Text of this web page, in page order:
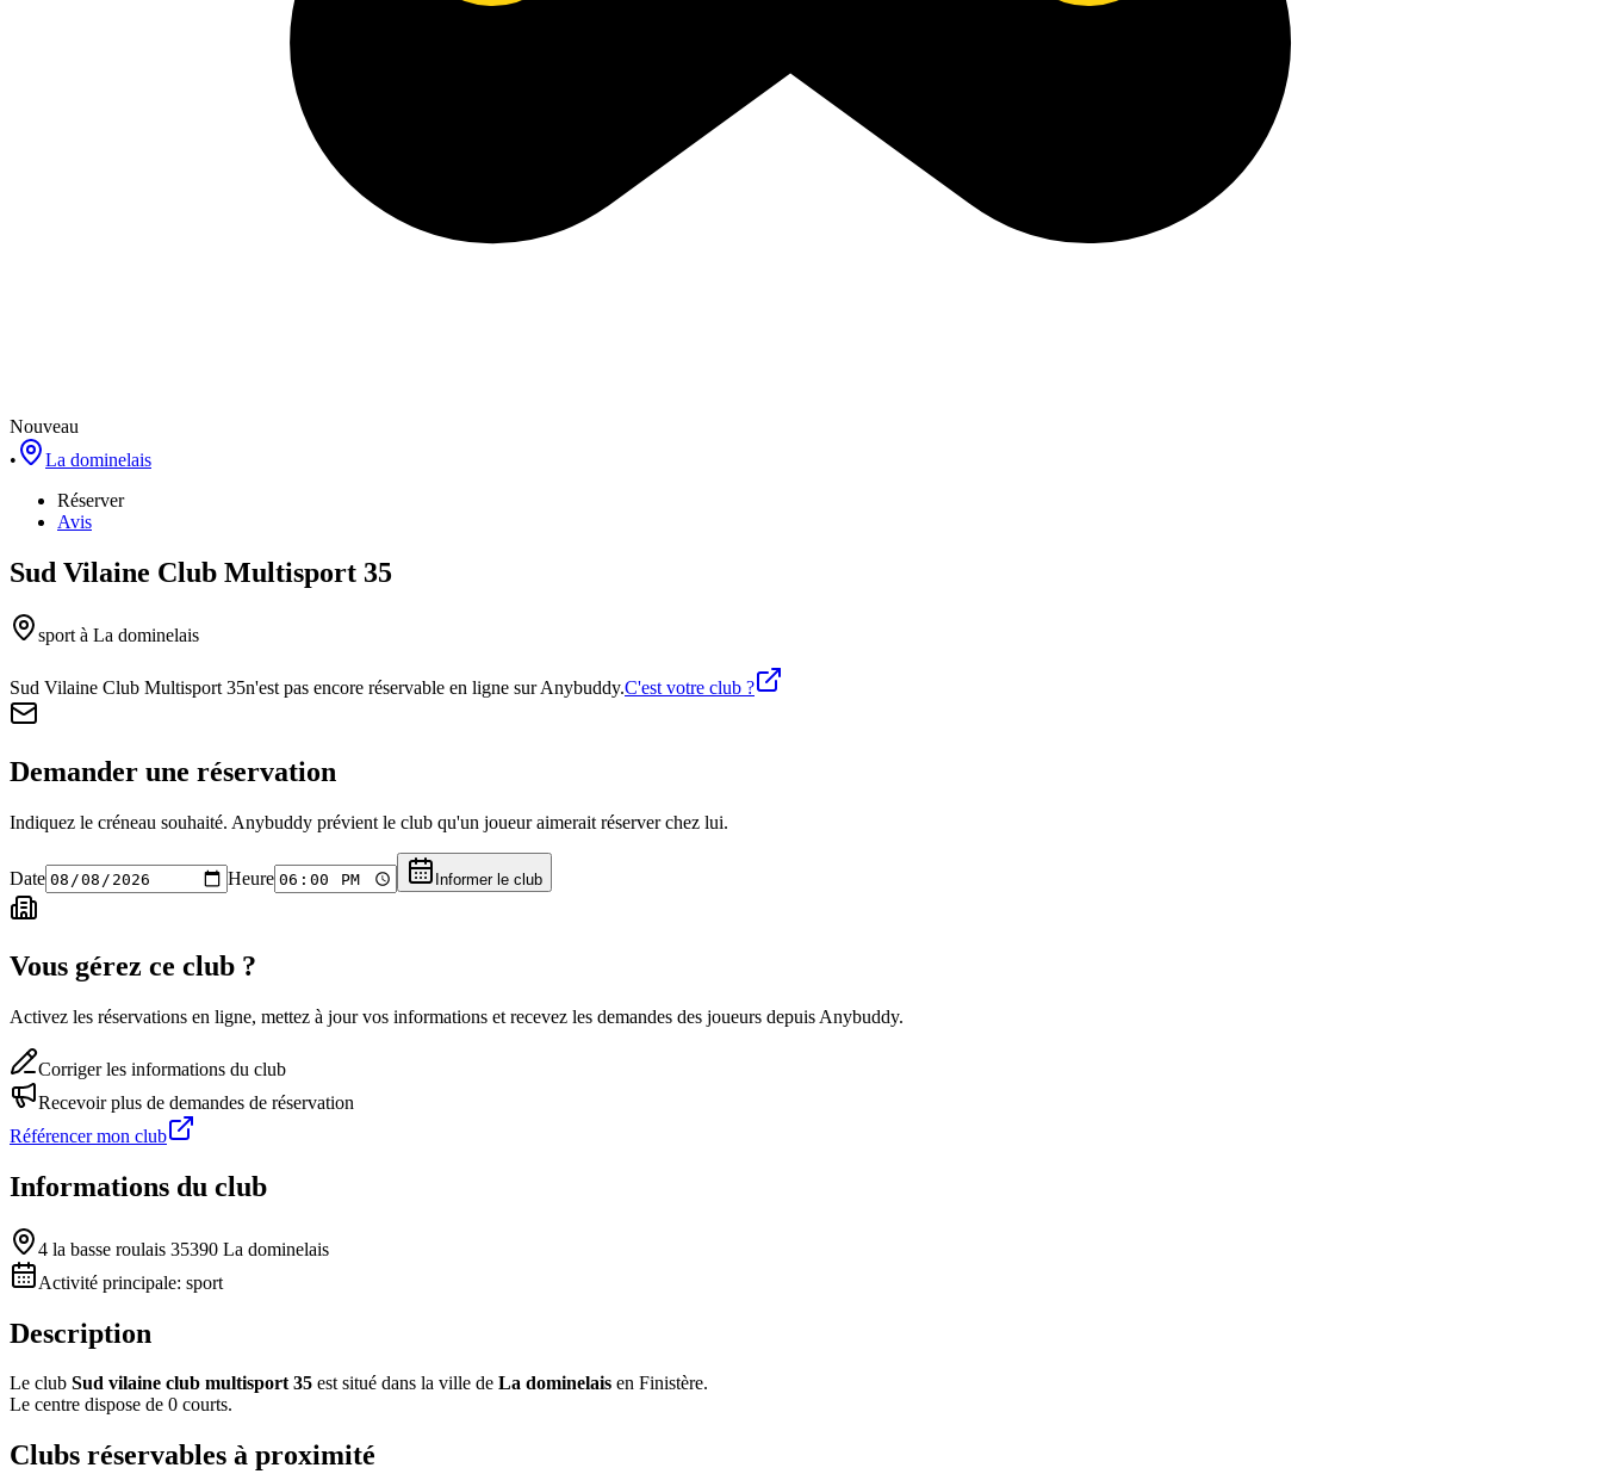
Nouveau
•
La dominelais
Réserver
Avis
Sud Vilaine Club Multisport 35
sport à La dominelais
Sud Vilaine Club Multisport 35n'est pas encore réservable en ligne sur Anybuddy.C'est votre club ?
Demander une réservation
Indiquez le créneau souhaité. Anybuddy prévient le club qu'un joueur aimerait réserver chez lui.
Date Heure Informer le club
Vous gérez ce club ?
Activez les réservations en ligne, mettez à jour vos informations et recevez les demandes des joueurs depuis Anybuddy.
Corriger les informations du club
Recevoir plus de demandes de réservation
Référencer mon club
Informations du club
4 la basse roulais 35390 La dominelais
Activité principale: sport
Description
Le club Sud vilaine club multisport 35 est situé dans la ville de La dominelais en Finistère.
Le centre dispose de 0 courts.
Clubs réservables à proximité